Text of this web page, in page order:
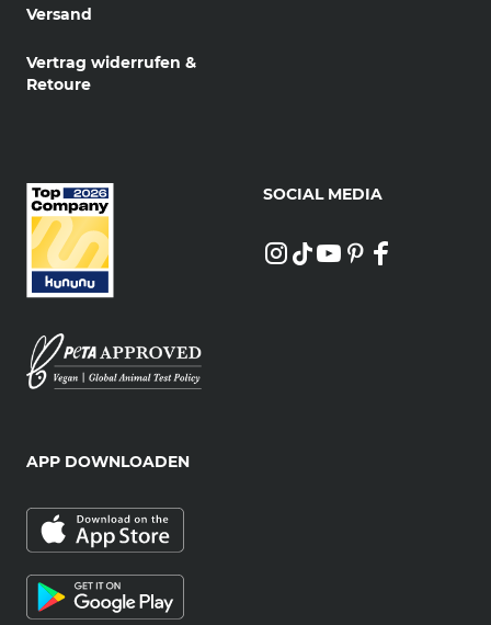
Versand
Vertrag widerrufen &
Retoure
SOCIAL MEDIA
APP DOWNLOADEN